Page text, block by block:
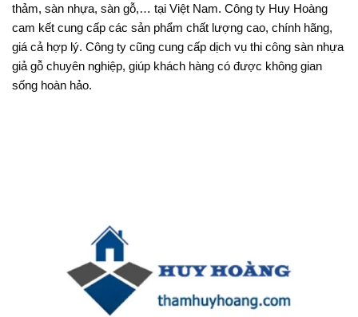
thảm, sàn nhựa, sàn gỗ,… tại Việt Nam. Công ty Huy Hoàng
cam kết cung cấp các sản phẩm chất lượng cao, chính hãng,
giá cả hợp lý. Công ty cũng cung cấp dịch vụ thi công sàn nhựa
giả gỗ chuyên nghiệp, giúp khách hàng có được không gian
sống hoàn hảo.